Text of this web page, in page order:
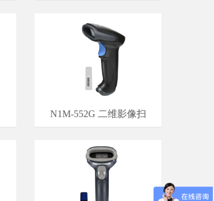
N1M-552G 二维影像扫